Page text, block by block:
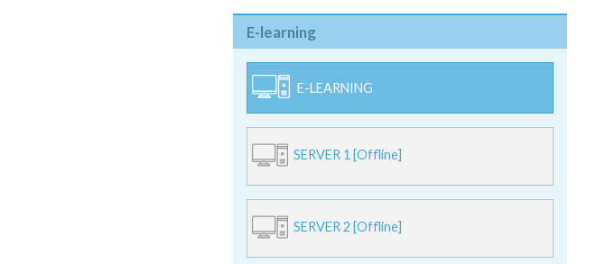
E-learning
E-LEARNING
SERVER 1 [Offline]
SERVER 2 [Offline]